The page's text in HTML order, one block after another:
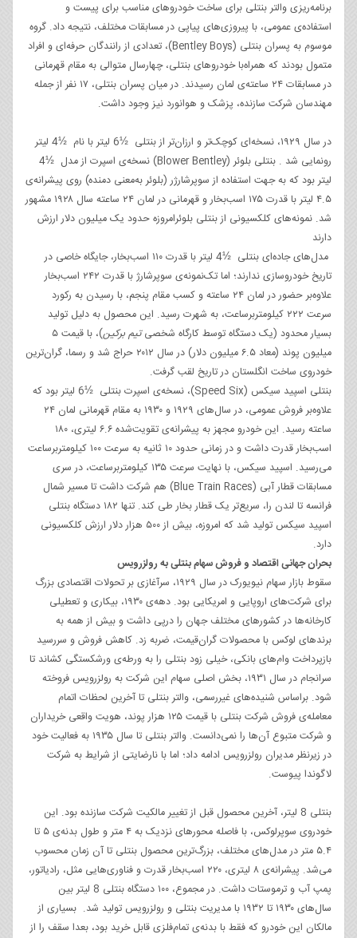
برنامه‌ریزی والتر بنتلی برای ساخت خودروهای مناسب برای پیست و
استفاده‌ی عمومی، با پیروزی‌های پیاپی در مسابقات مختلف، نتیجه داد. گروه
موسوم به پسران بنتلی (Bentley Boys)، تعدادی از رانندگان حرفه‌ای و افراد
متمول بودند که همراه‌با خودروهای بنتلی، چهارسال متوالی به مقام قهرمانی
در مسابقات ۲۴ ساعته‌ی لمان رسیدند. در میان پسران بنتلی، ۱۷ نفر از جمله
مهندسان شرکت سازنده، پزشک و هوانورد نیز وجود داشت.
در سال ۱۹۲۹، نسخه‌ای کوچک‌تر و ارزان‌تر از بنتلی ½6 لیتر با نام ½4 لیتر
رونمایی شد . بنتلی بلوئر (Blower Bentley) نسخه‌ی اسپرت از مدل ½4
لیتر بود که به جهت استفاده از سوپرشارژر (بلوئر به‌معنی دمنده) روی پیشرانه‌ی
۴.۵ لیتر با قدرت ۱۷۵ اسب‌بخار و قهرمانی در لمان ۲۴ ساعته سال‌ ۱۹۲۸ مشهور
شد. نمونه‌های کلکسیونی از بنتلی بلوئرامروزه حدود یک میلیون دلار ارزش
دارند
مدل‌های جاده‌ای بنتلی ½4 لیتر با قدرت ۱۱۰ اسب‌بخار، جایگاه خاصی در
تاریخ خودروسازی ندارند؛ اما تک‌نمونه‌ی سوپرشارژ با قدرت ۲۴۲ اسب‌بخار
علاوه‌بر حضور در لمان ۲۴ ساعته و کسب مقام پنجم، با رسیدن به رکورد
سرعت ۲۲۲ کیلومتربرساعت، به شهرت رسید. این محصول به دلیل تولید
بسیار محدود (یک دستگاه توسط کارگاه شخصیتیم برکین
)، با قیمت ۵
میلیون پوند (معاد ۶.۵ میلیون دلار) در سال ۲۰۱۲ حراج شد و رسما، گران‌ترین
خودروی ساخت انگلستان در تاریخ لقب گرفت.
بنتلی اسپید سیکس (Speed Six)، نسخه‌ی اسپرت بنتلی ½6 لیتر بود که
علاوه‌بر فروش عمومی، در سال‌های ۱۹۲۹ و ۱۹۳۰ به مقام قهرمانی لمان ۲۴
ساعته رسید. این خودرو مجهز به پیشرانه‌ی تقویت‌شده ۶.۶ لیتری، ۱۸۰
اسب‌بخار قدرت داشت و در زمانی حدود ۱۰ ثانیه به سرعت ۱۰۰ کیلومتربرساعت
می‌رسید. اسپید سیکس، با نهایت سرعت ۱۳۵ کیلومتربرساعت، در سری
مسابقات قطار آبی (Blue Train Races) هم شرکت داشت تا مسیر شمال
فرانسه تا لندن را، سریع‌تر یک قطار بخار طی کند. تنها ۱۸۲ دستگاه بنتلی
اسپید سیکس تولید شد که امروزه، بیش از ۵۰۰ هزار دلار ارزش کلکسیونی
دارد.
بحران جهانی اقتصاد و فروش سهام بنتلی به رولزرویس
سقوط بازار سهام نیویورک در سال ۱۹۲۹، سرآغازی بر تحولات اقتصادی بزرگ
برای شرکت‌های اروپایی و امریکایی بود. دهه‌ی ۱۹۳۰، بیکاری و تعطیلی
کارخانه‌ها در کشورهای مختلف جهان را در‌پی داشت و بیش از همه به
برندهای لوکس با محصولات گران‌قیمت، ضربه زد. کاهش فروش و سررسید
بازپرداخت وام‌های بانکی، خیلی زود بنتلی را به ورطه‌ی ورشکستگی کشاند تا
سرانجام در سال ۱۹۳۱، بخش اصلی سهام این شرکت به رولزرویس فروخته
شود. براساس شنیده‌های غیررسمی، والتر بنتلی تا آخرین لحظات اتمام
معامله‌ی فروش شرکت بنتلی با قیمت ۱۲۵ هزار پوند، هویت واقعی خریداران
و شرکت متبوع آن‌ها را نمی‌دانست. والتر بنتلی تا سال ۱۹۳۵ به فعالیت خود
در زیرنظر مدیران رولزرویس ادامه داد؛ اما با نارضایتی از شرایط به شرکت
لاگوندا پیوست.
بنتلی 8 لیتر، آخرین محصول قبل از تغییر مالکیت شرکت سازنده بود. این
خودروی سوپرلوکس، با فاصله محورهای نزدیک به ۴ متر و طول بدنه‌ی ۵ تا
۵.۴ متر در مدل‌های مختلف، بزرگ‌ترین محصول بنتلی تا آن زمان محسوب
می‌شد. پیشرانه‌ی ۸ لیتری، ۲۲۰ اسب‌بخار قدرت و فناوری‌هایی مثل، رادیاتور،
پمپ آب و ترموستات داشت. در مجموع، ۱۰۰ دستگاه بنتلی 8 لیتر بین
سال‌های ۱۹۳۰ تا ۱۹۳۲ با مدیریت بنتلی و رولزرویس تولید شد. بسیاری از
مالکان این خودرو که فقط با بدنه‌ی تمام‌فلزی قابل خرید بود، بعدا سقف را از